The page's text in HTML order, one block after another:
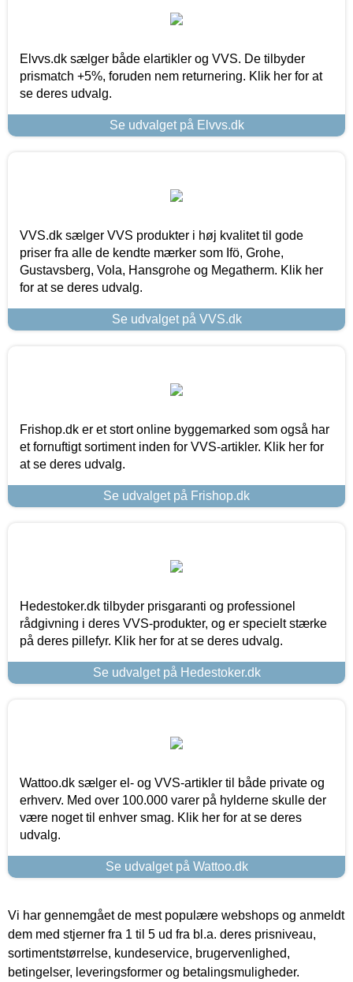
Elvvs.dk sælger både elartikler og VVS. De tilbyder
prismatch +5%, foruden nem returnering. Klik her for at
se deres udvalg.
Se udvalget på Elvvs.dk
VVS.dk sælger VVS produkter i høj kvalitet til gode
priser fra alle de kendte mærker som Ifö, Grohe,
Gustavsberg, Vola, Hansgrohe og Megatherm. Klik her
for at se deres udvalg.
Se udvalget på VVS.dk
Frishop.dk er et stort online byggemarked som også har
et fornuftigt sortiment inden for VVS-artikler. Klik her for
at se deres udvalg.
Se udvalget på Frishop.dk
Hedestoker.dk tilbyder prisgaranti og professionel
rådgivning i deres VVS-produkter, og er specielt stærke
på deres pillefyr. Klik her for at se deres udvalg.
Se udvalget på Hedestoker.dk
Wattoo.dk sælger el- og VVS-artikler til både private og
erhverv. Med over 100.000 varer på hylderne skulle der
være noget til enhver smag. Klik her for at se deres
udvalg.
Se udvalget på Wattoo.dk
Vi har gennemgået de mest populære webshops og anmeldt
dem med stjerner fra 1 til 5 ud fra bl.a. deres prisniveau,
sortimentstørrelse, kundeservice, brugervenlighed,
betingelser, leveringsformer og betalingsmuligheder.